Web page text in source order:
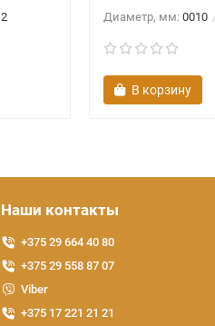
2 Диаметр, мм: 0010
В корзину
Наши контакты
+375 29 664 40 80
+375 29 558 87 07
Viber
+375 17 221 21 21